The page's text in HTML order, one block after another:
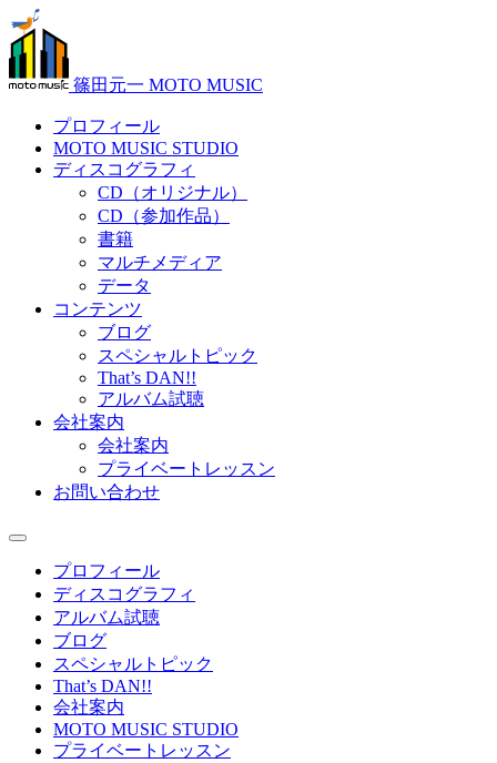
篠田元一 MOTO MUSIC
プロフィール
MOTO MUSIC STUDIO
ディスコグラフィ
CD（オリジナル）
CD（参加作品）
書籍
マルチメディア
データ
コンテンツ
ブログ
スペシャルトピック
That’s DAN!!
アルバム試聴
会社案内
会社案内
プライベートレッスン
お問い合わせ
プロフィール
ディスコグラフィ
アルバム試聴
ブログ
スペシャルトピック
That’s DAN!!
会社案内
MOTO MUSIC STUDIO
プライベートレッスン